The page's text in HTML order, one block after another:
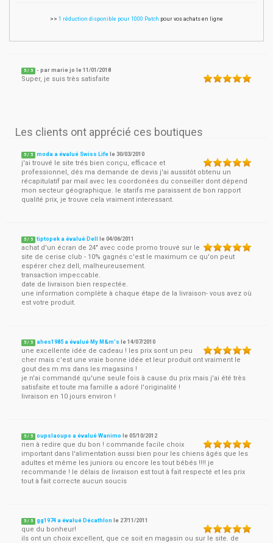
>> 1 réduction disponible pour 1000 Patch pour vos achats en ligne
5 / 5 - parmarie jo le11/01/2018
Super, je suis très satisfaite
Les clients ont apprécié ces boutiques
5 / 5 moda a évalué Swiss Life le30/03/2010
j'ai trouvé le site trés bien conçu, efficace et
professionnel, dés ma demande de devis j'ai aussitôt obtenu un
récapitulatif par mail avec les coordonées du conseiller dont dépend
mon secteur géographique. le starifs me paraissent de bon rapport
qualité prix, je trouve cela vraiment interessant.
5 / 5 tiptopek a évalué Dell le04/06/2011
achat d'un écran de 24" avec code promo trouvé sur le
site de cerise club - 10% gagnés c'est le maximum ce qu'on peut
espérer chez dell, malheureusement.
transaction impeccable.
date de livraison bien respectée.
une information complète à chaque étape de la livraison- vous avez où
est votre produit.
5 / 5 ahes1985 a évalué My M&m's le14/07/2010
une excellente idée de cadeau ! les prix sont un peu
cher mais c'est une vraie bonne idée et leur produit ont vraiment le
gout des m ms dans les magasins !
je n'ai commandé qu'une seule fois à cause du prix mais j'ai été très
satisfaite et toute ma famille a adoré l'originalité !
livraison en 10 jours environ !
5 / 5 oupslaoups a évalué Wanimo le05/10/2012
rien à redire que du bon ! commande facile choix
important dans l'alimentation aussi bien pour les chiens âgés que les
adultes et même les juniors ou encore les tout bébés !!!! je
recommande ! le délais de livraison est tout à fait respecté et les prix
tout à fait correcte aucun soucis
5 / 5 gg1974 a évalué Décathlon le 27/11/2011
que du bonheur!
ils ont un choix excellent, que ce soit en magasin ou sur le site. de